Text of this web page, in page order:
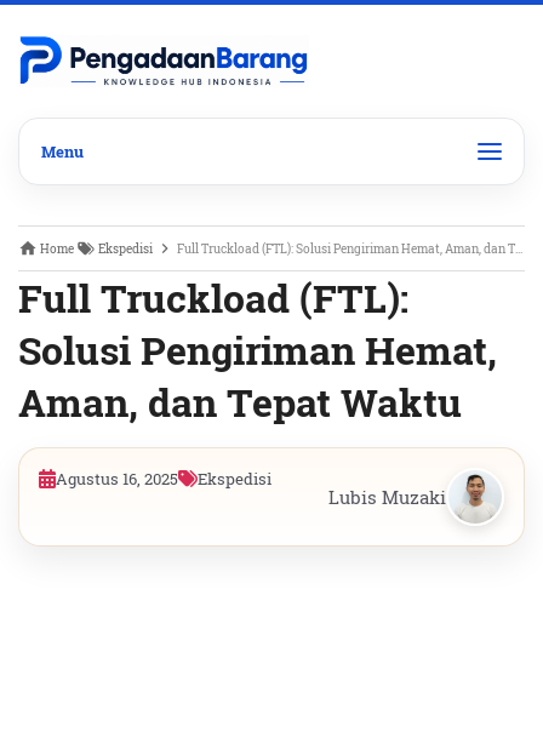
Home Ekspedisi Full Truckload (FTL): Solusi Pengiriman Hemat, Aman, dan Tepat Waktu
Full Truckload (FTL):
Solusi Pengiriman Hemat,
Aman, dan Tepat Waktu
Agustus 16, 2025 Ekspedisi
Lubis Muzaki